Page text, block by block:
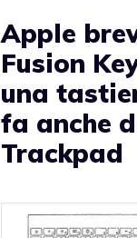
Apple
Fusion
una
fa anche
Trackpad